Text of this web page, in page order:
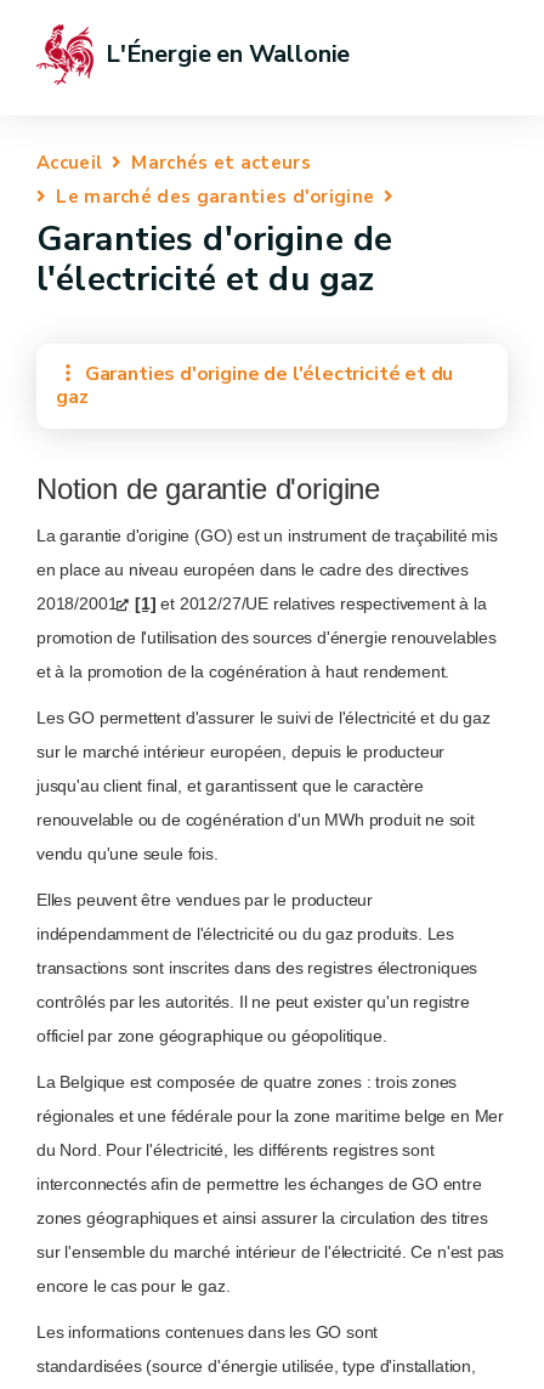
L'Énergie en Wallonie
Accueil
Marchés et acteurs
Le marché des garanties d'origine
Garanties d'origine de
l'électricité et du gaz
Garanties d'origine de l'électricité et du
gaz
Notion de garantie d'origine
La garantie d'origine (GO) est un instrument de traçabilité mis
en place au niveau européen dans le cadre des directives
2018/2001
[1] et 2012/27/UE relatives respectivement à la
promotion de l'utilisation des sources d'énergie renouvelables
et à la promotion de la cogénération à haut rendement.
Les GO permettent d'assurer le suivi de l'électricité et du gaz
sur le marché intérieur européen, depuis le producteur
jusqu'au client final, et garantissent que le caractère
renouvelable ou de cogénération d'un MWh produit ne soit
vendu qu'une seule fois.
Elles peuvent être vendues par le producteur
indépendamment de l'électricité ou du gaz produits. Les
transactions sont inscrites dans des registres électroniques
contrôlés par les autorités. Il ne peut exister qu'un registre
officiel par zone géographique ou géopolitique.
La Belgique est composée de quatre zones : trois zones
régionales et une fédérale pour la zone maritime belge en Mer
du Nord. Pour l'électricité, les différents registres sont
interconnectés afin de permettre les échanges de GO entre
zones géographiques et ainsi assurer la circulation des titres
sur l'ensemble du marché intérieur de l'électricité. Ce n'est pas
encore le cas pour le gaz.
Les informations contenues dans les GO sont
standardisées (source d'énergie utilisée, type d'installation,